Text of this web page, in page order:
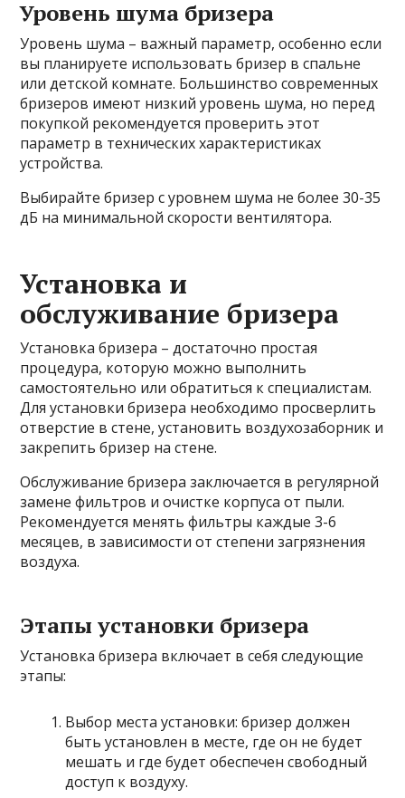
Уровень шума бризера
Уровень шума – важный параметр, особенно если
вы планируете использовать бризер в спальне
или детской комнате. Большинство современных
бризеров имеют низкий уровень шума, но перед
покупкой рекомендуется проверить этот
параметр в технических характеристиках
устройства.
Выбирайте бризер с уровнем шума не более 30-35
дБ на минимальной скорости вентилятора.
Установка и
обслуживание бризера
Установка бризера – достаточно простая
процедура, которую можно выполнить
самостоятельно или обратиться к специалистам.
Для установки бризера необходимо просверлить
отверстие в стене, установить воздухозаборник и
закрепить бризер на стене.
Обслуживание бризера заключается в регулярной
замене фильтров и очистке корпуса от пыли.
Рекомендуется менять фильтры каждые 3-6
месяцев, в зависимости от степени загрязнения
воздуха.
Этапы установки бризера
Установка бризера включает в себя следующие
этапы:
Выбор места установки: бризер должен
быть установлен в месте, где он не будет
мешать и где будет обеспечен свободный
доступ к воздуху.